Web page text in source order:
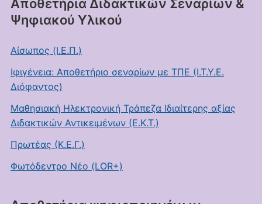
Αποθετήρια Διδακτικών Σεναρίων &
Ψηφιακού Υλικού
Αίσωπος (Ι.Ε.Π.)
Ιφιγένεια: Αποθετήριο σεναρίων με ΤΠΕ (Ι.Τ.Υ.Ε.
Διόφαντος)
Μαθησιακή Ηλεκτρονική Τράπεζα Ιδιαίτερης αξίας
Διδακτικών Αντικειμένων (Ε.Κ.Τ.)
Πρωτέας (Κ.Ε.Γ.)
Φωτόδεντρο Νέο (LOR+)